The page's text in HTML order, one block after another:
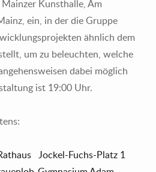
Kunsthalle, Am
ein, in der die Gruppe
ähnlich dem
um zu beleuchten, welche
dabei möglich
ist 19:00 Uhr.
Jockel-Fuchs-Platz 1